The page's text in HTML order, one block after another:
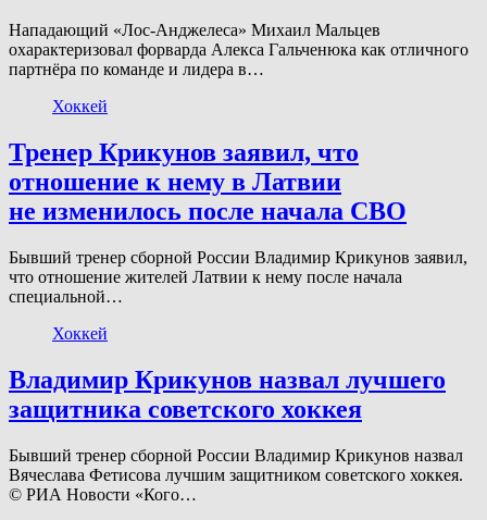
Нападающий «Лос-Анджелеса» Михаил Мальцев
охарактеризовал форварда Алекса Гальченюка как отличного
партнёра по команде и лидера в…
Хоккей
Тренер Крикунов заявил, что
отношение к нему в Латвии
не изменилось после начала СВО
Бывший тренер сборной России Владимир Крикунов заявил,
что отношение жителей Латвии к нему после начала
специальной…
Хоккей
Владимир Крикунов назвал лучшего
защитника советского хоккея
Бывший тренер сборной России Владимир Крикунов назвал
Вячеслава Фетисова лучшим защитником советского хоккея.
© РИА Новости «Кого…